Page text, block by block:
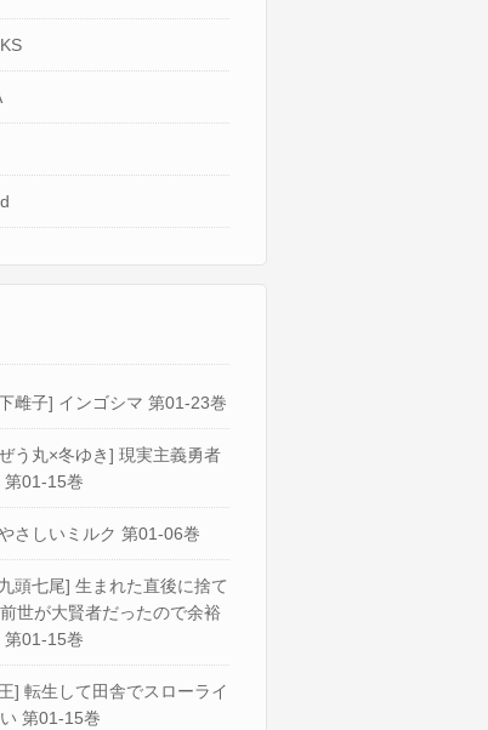
雌子] インゴシマ 第01-23巻
う丸×冬ゆき] 現実主義勇者
第01-15巻
さしいミルク 第01-06巻
頭七尾] 生まれた直後に捨て
世が大賢者だったので余裕
第01-15巻
] 転生して田舎でスローライ
第01-15巻